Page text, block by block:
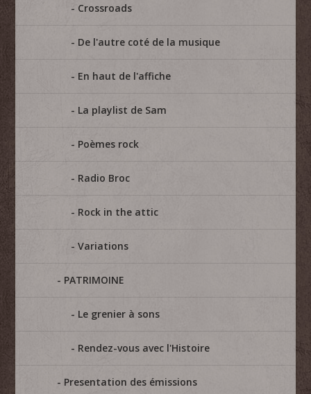
Crossroads
De l'autre coté de la musique
En haut de l'affiche
La playlist de Sam
Poèmes rock
Radio Broc
Rock in the attic
Variations
PATRIMOINE
Le grenier à sons
Rendez-vous avec l'Histoire
Presentation des émissions